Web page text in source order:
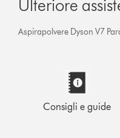
Ulteriore
Aspirapolvere Dyson V7
Consigli e guide